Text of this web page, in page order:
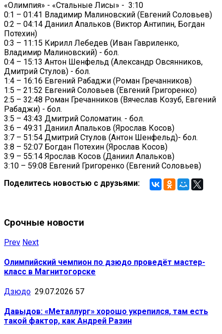
«Олимпия» - «Стальные Лисы» - 3:10
0:1 – 01:41 Владимир Малиновский (Евгений Соловьев)
0:2 – 04:14 Даниил Апальков (Виктор Антипин, Богдан
Потехин)
0:3 – 11:15 Кирилл Лебедев (Иван Гавриленко,
Владимир Малиновский) - бол.
0:4 – 15:13 Антон Шенфельд (Александр Овсянников,
Дмитрий Стулов) - бол.
1:4 – 16:16 Евгений Рабаджи (Роман Гречанников)
1:5 – 21:52 Евгений Соловьев (Евгений Григоренко)
2:5 – 32:48 Роман Гречанников (Вячеслав Козуб, Евгений
Рабаджи) - бол.
3:5 – 43:43 Дмитрий Соломатин. - бол.
3:6 – 49:31 Даниил Апальков (Ярослав Косов)
3:7 – 51:54 Дмитрий Стулов (Антон Шенфельд)- бол.
3:8 – 52:07 Богдан Потехин (Ярослав Косов)
3:9 – 55:14 Ярослав Косов (Даниил Апальков)
3:10 – 59:08 Евгений Григоренко (Евгений Соловьев)
Поделитесь новостью с друзьями:
Срочные новости
Prev Next
Олимпийский чемпион по дзюдо проведёт мастер-
класс в Магнитогорске
Дзюдо 29.07.2026 57
Давыдов: «Металлург» хорошо укрепился, там есть
такой фактор, как Андрей Разин